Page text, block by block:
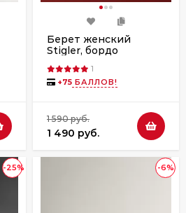
Берет женский
Stigler, бордо
1
+75 БАЛЛОВ!
1 590 руб.
1 490 руб.
-25% -6%